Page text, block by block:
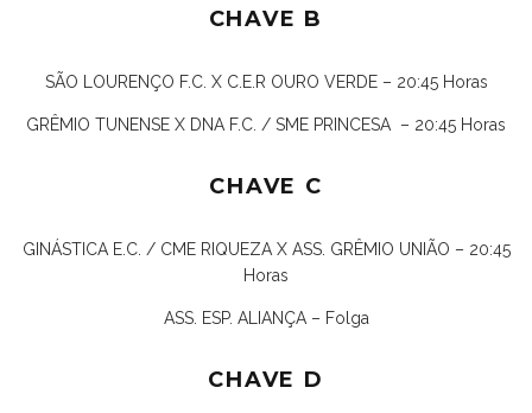
CHAVE B
SÃO LOURENÇO F.C. X C.E.R OURO VERDE – 20:45 Horas
GRÊMIO TUNENSE X DNA F.C. / SME PRINCESA – 20:45 Horas
CHAVE C
GINÁSTICA E.C. / CME RIQUEZA X ASS. GRÊMIO UNIÃO – 20:45
Horas
ASS. ESP. ALIANÇA – Folga
CHAVE D